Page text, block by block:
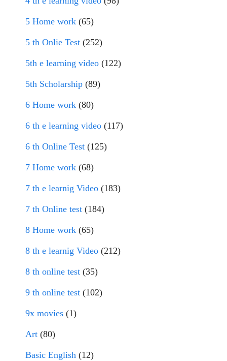
5 Home work (65)
5 th Onlie Test (252)
5th e learning video (122)
5th Scholarship (89)
6 Home work (80)
6 th e learning video (117)
6 th Online Test (125)
7 Home work (68)
7 th e learnig Video (183)
7 th Online test (184)
8 Home work (65)
8 th e learnig Video (212)
8 th online test (35)
9 th online test (102)
9x movies (1)
Art (80)
Basic English (12)